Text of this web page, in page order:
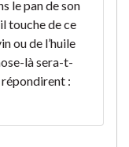
le pan de son
touche de ce
ou de l’huile
là sera-t-
: